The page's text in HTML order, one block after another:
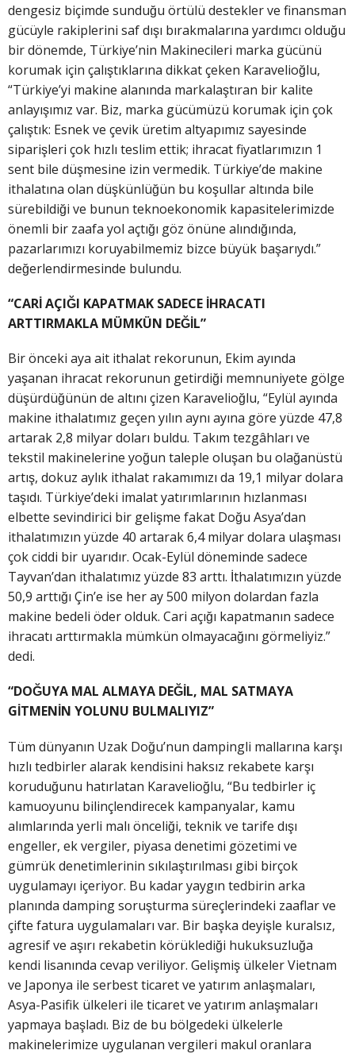
dengesiz biçimde sunduğu örtülü destekler ve finansman
gücüyle rakiplerini saf dışı bırakmalarına yardımcı olduğu
bir dönemde, Türkiye’nin Makinecileri marka gücünü
korumak için çalıştıklarına dikkat çeken Karavelioğlu,
“Türkiye’yi makine alanında markalaştıran bir kalite
anlayışımız var. Biz, marka gücümüzü korumak için çok
çalıştık: Esnek ve çevik üretim altyapımız sayesinde
siparişleri çok hızlı teslim ettik; ihracat fiyatlarımızın 1
sent bile düşmesine izin vermedik. Türkiye’de makine
ithalatına olan düşkünlüğün bu koşullar altında bile
sürebildiği ve bunun teknoekonomik kapasitelerimizde
önemli bir zaafa yol açtığı göz önüne alındığında,
pazarlarımızı koruyabilmemiz bizce büyük başarıydı.”
değerlendirmesinde bulundu.
“CARİ AÇIĞI KAPATMAK SADECE İHRACATI
ARTTIRMAKLA MÜMKÜN DEĞİL”
Bir önceki aya ait ithalat rekorunun, Ekim ayında
yaşanan ihracat rekorunun getirdiği memnuniyete gölge
düşürdüğünün de altını çizen Karavelioğlu, “Eylül ayında
makine ithalatımız geçen yılın aynı ayına göre yüzde 47,8
artarak 2,8 milyar doları buldu. Takım tezgâhları ve
tekstil makinelerine yoğun taleple oluşan bu olağanüstü
artış, dokuz aylık ithalat rakamımızı da 19,1 milyar dolara
taşıdı. Türkiye’deki imalat yatırımlarının hızlanması
elbette sevindirici bir gelişme fakat Doğu Asya’dan
ithalatımızın yüzde 40 artarak 6,4 milyar dolara ulaşması
çok ciddi bir uyarıdır. Ocak-Eylül döneminde sadece
Tayvan’dan ithalatımız yüzde 83 arttı. İthalatımızın yüzde
50,9 arttığı Çin’e ise her ay 500 milyon dolardan fazla
makine bedeli öder olduk. Cari açığı kapatmanın sadece
ihracatı arttırmakla mümkün olmayacağını görmeliyiz.”
dedi.
“DOĞUYA MAL ALMAYA DEĞİL, MAL SATMAYA
GİTMENİN YOLUNU BULMALIYIZ”
Tüm dünyanın Uzak Doğu’nun dampingli mallarına karşı
hızlı tedbirler alarak kendisini haksız rekabete karşı
koruduğunu hatırlatan Karavelioğlu, “Bu tedbirler iç
kamuoyunu bilinçlendirecek kampanyalar, kamu
alımlarında yerli malı önceliği, teknik ve tarife dışı
engeller, ek vergiler, piyasa denetimi gözetimi ve
gümrük denetimlerinin sıkılaştırılması gibi birçok
uygulamayı içeriyor. Bu kadar yaygın tedbirin arka
planında damping soruşturma süreçlerindeki zaaflar ve
çifte fatura uygulamaları var. Bir başka deyişle kuralsız,
agresif ve aşırı rekabetin körüklediği hukuksuzluğa
kendi lisanında cevap veriliyor. Gelişmiş ülkeler Vietnam
ve Japonya ile serbest ticaret ve yatırım anlaşmaları,
Asya-Pasifik ülkeleri ile ticaret ve yatırım anlaşmaları
yapmaya başladı. Biz de bu bölgedeki ülkelerle
makinelerimize uygulanan vergileri makul oranlara